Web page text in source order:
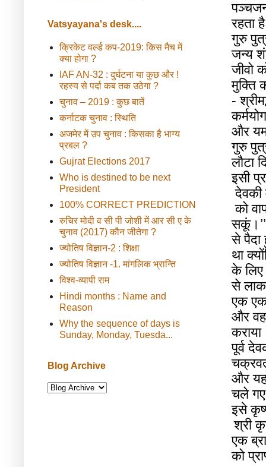
रहता है
गुरु
जन्य
जीवो
मुक्ति
-
कर्मयोग
और
गुरु
लौटा
इसी
देवकी
को
सकूं। ’’
से पैदा
था
के लिए
से
एक
और
पूर्व
और
चले गए
इसे
श्री
एक
को
Vatsyayana's desk....
क्रिकेट वर्ल्ड कप-2019: किस मैच में
क्या होगा ?
IAF AN-32 : दुर्घटना या कुछ और !
रहस्य से पर्दा कब तक उठेगा ?
चुनाव – 2019 : कुछ बातें
कर्नाटक चुनाव : स्थिति
अजमेर में उप चुनाव : किसका है भाग्य
प्रबल ?
Gujrat Elections 2017
Who is destined to be next
President
100% CORRECT PREDICTION
रुचिर मोदी व सी पी जोशी में आर सी ए के
चुनाव (2017) कौन जीतेगा ?
ज्योतिष विज्ञान-2 : शिक्षा
ज्योतिष विज्ञान -1. मांगलिक भ्रान्ति
विश्व-व्यापी राम
Hindi months : Name and
Reason
Why the sequence of days is
Sunday, Monday, Tuesda...
Blog Archive